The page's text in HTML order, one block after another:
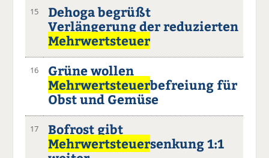
15
Dehoga begrüßt
Verlängerung der reduzierten
Mehrwertsteuer
16
Grüne wollen
Mehrwertsteuerbefreiung für
Obst und Gemüse
17
Bofrost gibt
Mehrwertsteuersenkung 1:1